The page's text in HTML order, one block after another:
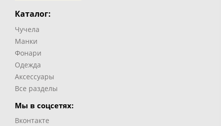
Каталог:
Чучела
Манки
Фонари
Одежда
Аксессуары
Все разделы
Мы в соцсетях:
Вконтакте